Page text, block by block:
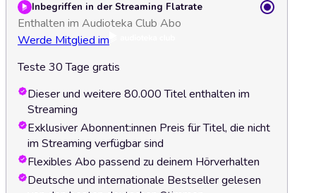
Inbegriffen in der Streaming Flatrate
Enthalten im Audioteka Club Abo
Werde Mitglied im
Teste 30 Tage gratis
Dieser und weitere 80.000 Titel enthalten im
Streaming
Exklusiver Abonnent:innen Preis für Titel, die nicht
im Streaming verfügbar sind
Flexibles Abo passend zu deinem Hörverhalten
Deutsche und internationale Bestseller gelesen